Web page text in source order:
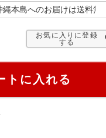
お気に入りに登録
する
トに入れる